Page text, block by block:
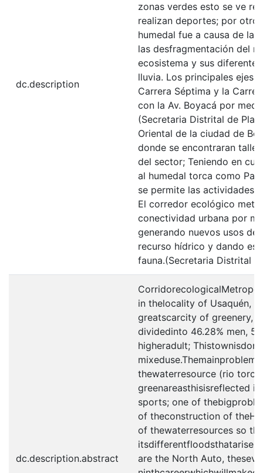
dc.description
zonas verdes esto se ve
realizan deportes; por otro
humedal fue a causa de la
las desfragmentación del
ecosistema y sus
lluvia. Los principales ejes
Carrera Séptima y la
con la Av. Boyacá por
(Secretaria Distrital de
Oriental de la ciudad de
donde se encontraran
del sector; Teniendo en
al humedal torca como
se permite las actividades
El corredor ecológico
conectividad urbana por
generando nuevos usos
recurso hídrico y dando
fauna.(Secretaria Distrital
dc.description.abstract
in thelocality of Usaquén,
greatscarcity of greenery,
dividedinto 46.28% men,
higheradult;
thewaterresource (rio
greenareasthisisreflected
sports; one of
of theconstruction of
of thewaterresources so
itsdifferentfloodsthatarise
are the North Auto,